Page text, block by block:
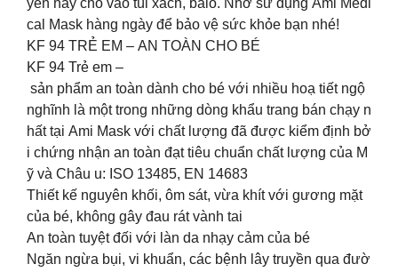
yển hay cho vào túi xách, balo. Nhớ sử dụng Ami Medi
cal Mask hàng ngày để bảo vệ sức khỏe bạn nhé!
KF 94 TRẺ EM – AN TOÀN CHO BÉ
KF 94 Trẻ em –
sản phẩm an toàn dành cho bé với nhiều hoạ tiết ngộ
nghĩnh là một trong những dòng khẩu trang bán chạy n
hất tại Ami Mask với chất lượng đã được kiểm định bở
i chứng nhận an toàn đạt tiêu chuẩn chất lượng của M
ỹ và Châu u: ISO 13485, EN 14683
Thiết kế nguyên khối, ôm sát, vừa khít với gương mặt
của bé, không gây đau rát vành tai
An toàn tuyệt đối với làn da nhạy cảm của bé
Ngăn ngừa bụi, vi khuẩn, các bệnh lây truyền qua đườ